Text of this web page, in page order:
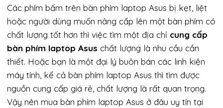
Các phím bấm trên bàn phím laptop Asus bị kẹt, liệt
hoặc người dùng muốn nâng cấp lên một bàn phím có
chất lượng tốt hơn thì việc tìm một địa chỉ cung cấp
bàn phím laptop Asus chất lượng là nhu cầu cần
thiết. Hoặc bạn là một đại lý buôn bán các linh kiện
máy tính, kể cả bàn phím laptop Asus thì tìm được
nguồn cung cấp giá rẻ, chất lượng là rất quan trọng.
Vậy nên mua bàn phím laptop Asus ở đâu uy tín tại